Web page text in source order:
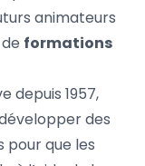
animateurs
formations
depuis 1957,
des
que les